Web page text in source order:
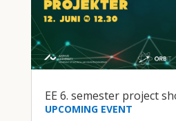
EE 6. semester project
UPCOMING EVENT